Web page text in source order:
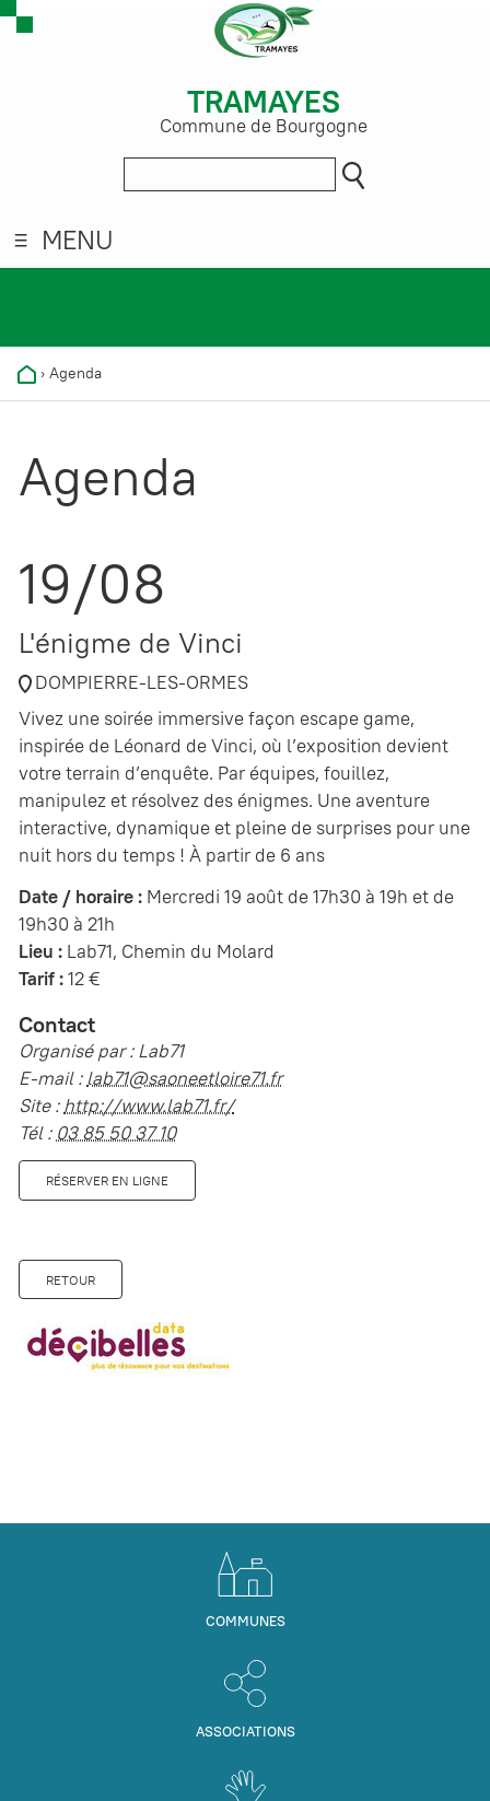
TRAMAYES
Commune de Bourgogne
MENU
› Agenda
Agenda
19/08
L'énigme de Vinci
DOMPIERRE-LES-ORMES
Vivez une soirée immersive façon escape game,
inspirée de Léonard de Vinci, où l’exposition devient
votre terrain d’enquête. Par équipes, fouillez,
manipulez et résolvez des énigmes. Une aventure
interactive, dynamique et pleine de surprises pour une
nuit hors du temps ! À partir de 6 ans
Date / horaire : Mercredi 19 août de 17h30 à 19h et de
19h30 à 21h
Lieu : Lab71, Chemin du Molard
Tarif :12 €
Contact
Organisé par : Lab71
E-mail : lab71@saoneetloire71.fr
Site :http://www.lab71.fr/
Tél : 03 85 50 37 10
RÉSERVER EN LIGNE
RETOUR
COMMUNES
ASSOCIATIONS